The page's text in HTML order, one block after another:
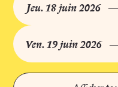
Jeu. 18 juin 2026
Ven. 19 juin 2026